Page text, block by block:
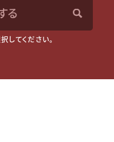
る
してください。